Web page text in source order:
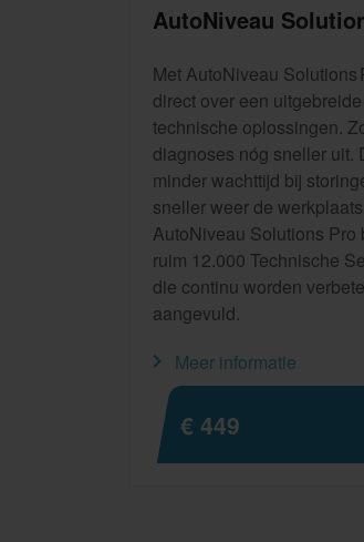
AutoNiveau
Met AutoNiveau Solutions
direct over een
technische oplossingen.
diagnoses nóg sneller uit.
minder wachttijd bij
sneller weer de
AutoNiveau Solutions Pro
ruim 12.000 Technische
die continu worden
aangevuld.
Meer informatie
€ 449